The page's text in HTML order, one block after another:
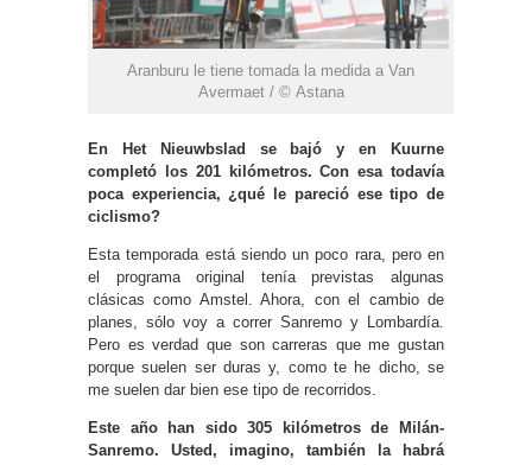
Aranburu le tiene tomada la medida a Van
Avermaet / © Astana
En Het Nieuwbslad se bajó y en Kuurne
completó los 201 kilómetros. Con esa todavía
poca experiencia, ¿qué le pareció ese tipo de
ciclismo?
Esta temporada está siendo un poco rara, pero en
el programa original tenía previstas algunas
clásicas como Amstel. Ahora, con el cambio de
planes, sólo voy a correr Sanremo y Lombardía.
Pero es verdad que son carreras que me gustan
porque suelen ser duras y, como te he dicho, se
me suelen dar bien ese tipo de recorridos.
Este año han sido 305 kilómetros de Milán-
Sanremo. Usted, imagino, también la habrá